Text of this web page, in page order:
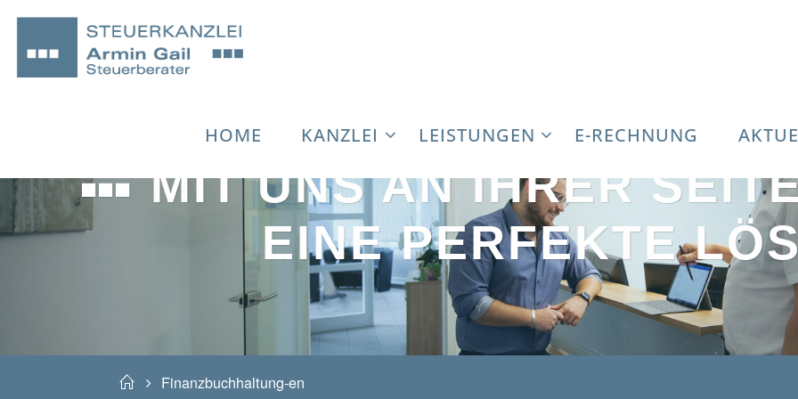
HOME KANZLEI LEISTUNGEN E-RECHNUNG
MIT UNS AN IHRER
EINE PERFEKTE
HomeFinanzbuchhaltung-en